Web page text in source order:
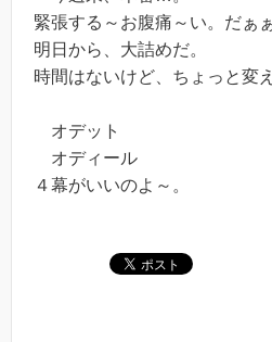
緊張する～お腹痛～い。だぁ
明日から、大詰めだ。
時間はないけど、ちょっと変
オデット
オディール
４幕がいいのよ～。